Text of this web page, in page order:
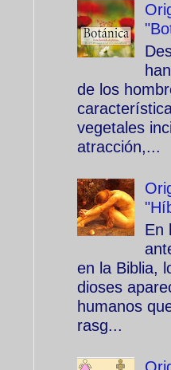
de los
vegetales
atracción,...
En
en la Biblia,
dioses
humanos
rasg...